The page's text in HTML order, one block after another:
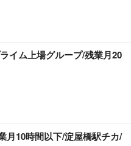
イム上場グループ/残業月20
月10時間以下/淀屋橋駅チカ/